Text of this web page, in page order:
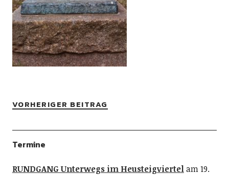
VORHERIGER BEITRAG
Termine
RUNDGANG Unterwegs im Heusteigviertelam 19.